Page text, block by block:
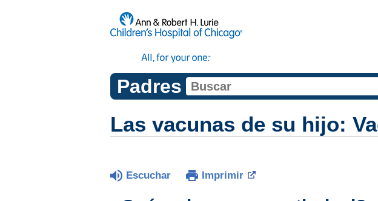
Padres
Las vacunas de su hijo:
Escuchar Imprimir